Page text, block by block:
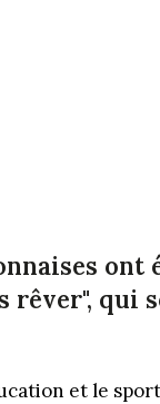
ont
rêver", qui
et le